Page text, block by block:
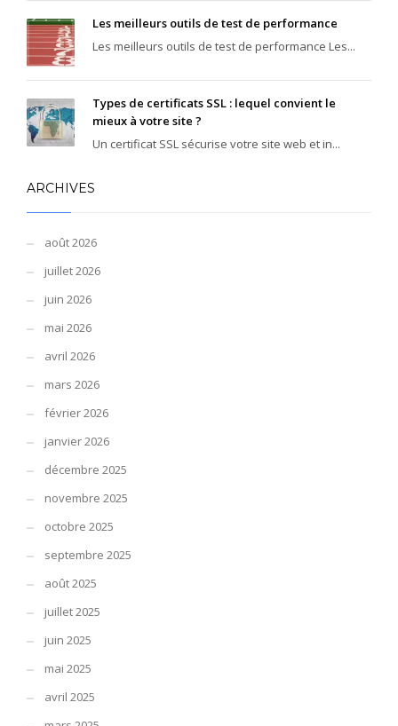
Les meilleurs outils de test de performance
Les meilleurs outils de test de performance Les...
Types de certificats SSL : lequel convient le
mieux à votre site ?
Un certificat SSL sécurise votre site web et in...
ARCHIVES
août 2026
juillet 2026
juin 2026
mai 2026
avril 2026
mars 2026
février 2026
janvier 2026
décembre 2025
novembre 2025
octobre 2025
septembre 2025
août 2025
juillet 2025
juin 2025
mai 2025
avril 2025